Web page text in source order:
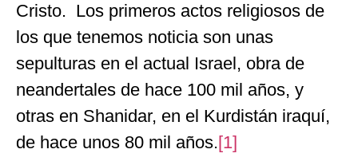
Cristo. Los primeros actos religiosos de
los que tenemos noticia son unas
sepulturas en el actual Israel, obra de
neandertales de hace 100 mil años, y
otras en Shanidar, en el Kurdistán iraquí,
de hace unos 80 mil años.[1]